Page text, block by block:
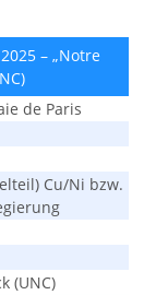
– „Notre
de Paris
Cu/Ni bzw.
(UNC)